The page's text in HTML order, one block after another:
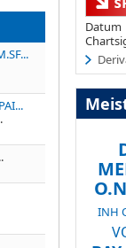
Datum
INH